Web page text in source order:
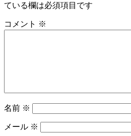
ている欄は必須項目です
コメント ※
名前 ※
メール ※